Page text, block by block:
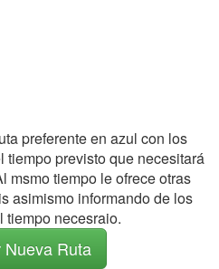
preferente en azul con los
tiempo previsto que necesitará
msmo tiempo le ofrece otras
asimismo informando de los
tiempo necesraio.
Nueva Ruta